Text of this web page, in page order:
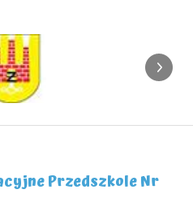
Przedszkole Nr